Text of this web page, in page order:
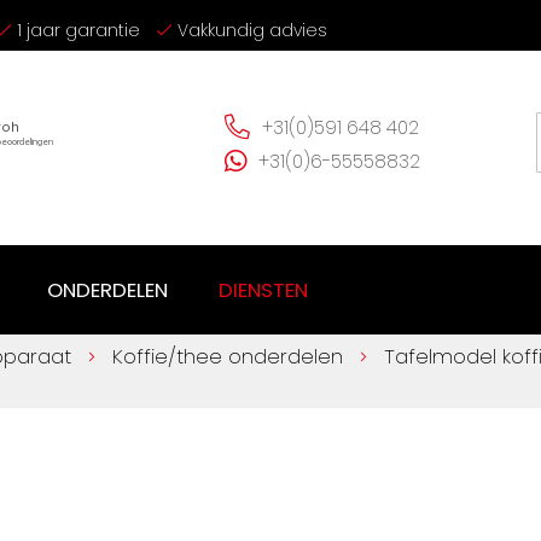
1 jaar garantie Vakkundig advies
+31(0)591 648 402
+31(0)6-55558832
ONDERDELEN DIENSTEN
Koffie/thee onderdelen Tafelmodel